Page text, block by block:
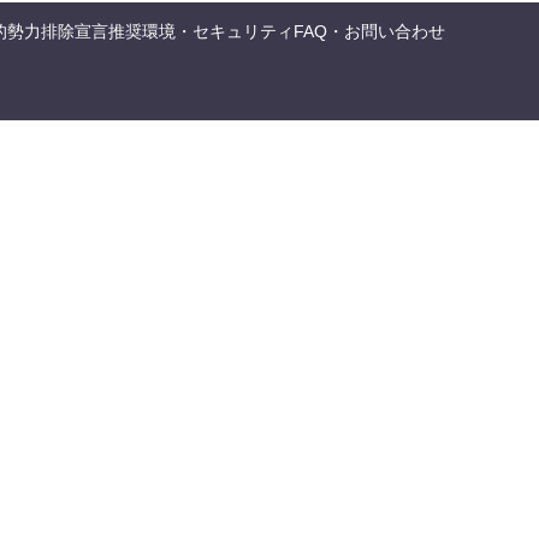
勢力排除宣言推奨環境・セキュリティ FAQ・お問い合わせ